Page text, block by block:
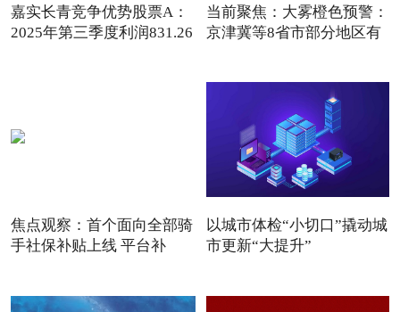
嘉实长青竞争优势股票A：
2025年第三季度利润831.26
当前聚焦：大雾橙色预警：
京津冀等8省市部分地区有
焦点观察：首个面向全部骑
手社保补贴上线 平台补
以城市体检“小切口”撬动城
市更新“大提升”